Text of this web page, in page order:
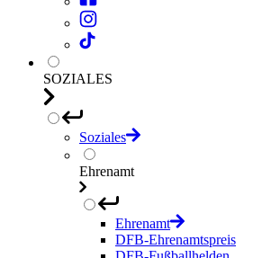
SOZIALES
Soziales
Ehrenamt
Ehrenamt
DFB-Ehrenamtspreis